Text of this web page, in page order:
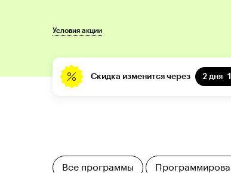
Скидка изменится через 2 дня
Условия акции
Все программы